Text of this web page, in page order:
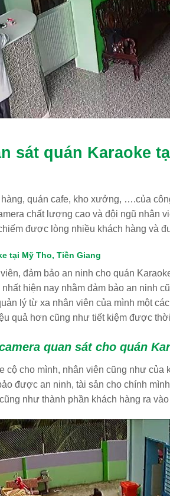
sát quán Karaoke
quán cafe, kho xưởng, ….của
chất lượng cao và đội ngũ nhân
được lòng nhiều khách hàng và
tại Mỹ Tho, Tiền Giang
đảm bảo an ninh cho quán
hiện nay nhằm đảm bảo an ninh
lý từ xa nhân viên của mình một
quả hơn cũng như tiết kiệm được
quan sát cho quán
cộ cho mình, nhân viên cũng như của
được an ninh, tài sản cho chính
như thành phần khách hàng ra vào